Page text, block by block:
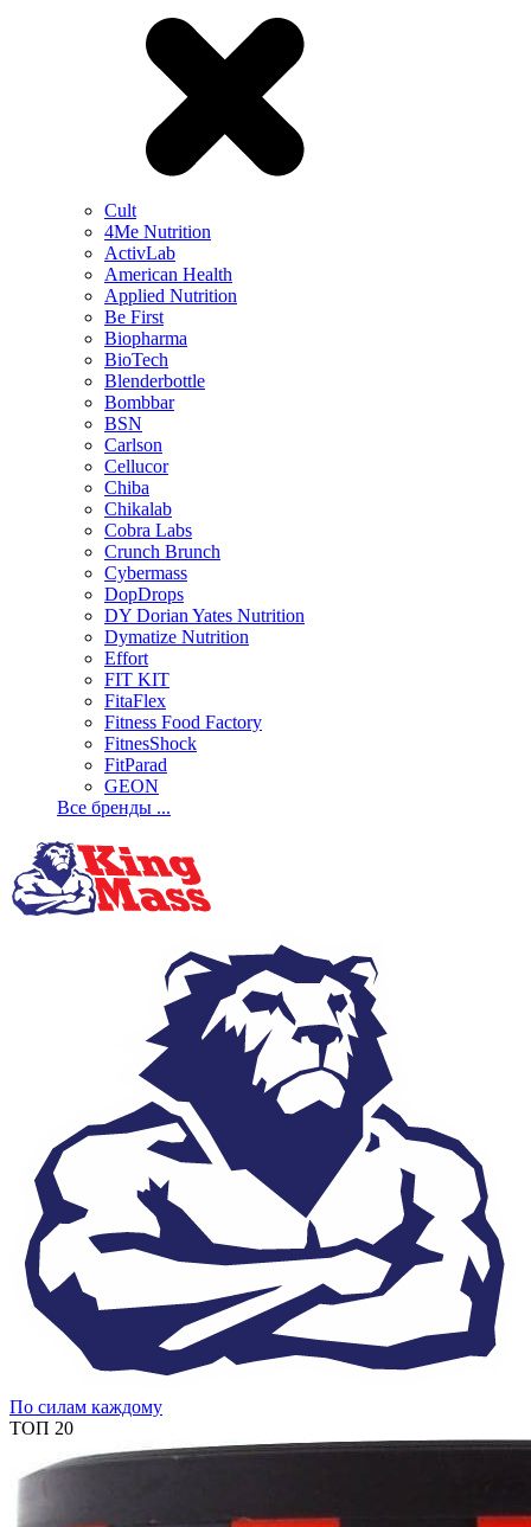
Cult
4Me Nutrition
ActivLab
American Health
Applied Nutrition
Be First
Biopharma
BioTech
Blenderbottle
Bombbar
BSN
Carlson
Cellucor
Chiba
Chikalab
Cobra Labs
Crunch Brunch
Cybermass
DopDrops
DY Dorian Yates Nutrition
Dymatize Nutrition
Effort
FIT KIT
FitaFlex
Fitness Food Factory
FitnesShock
FitParad
GEON
Все бренды ...
По силам каждому
ТОП 20